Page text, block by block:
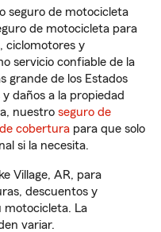
seguro de motocicleta
de motocicleta para
ciclomotores y
servicio confiable de la
grande de los Estados
daños a la propiedad
nuestro seguro de
cobertura para que solo
si la necesita.
Village, AR, para
descuentos y
motocicleta. La
variar.